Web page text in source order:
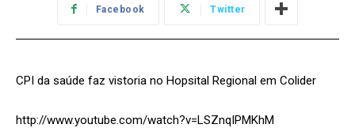
Facebook Twitter
CPI da saúde faz vistoria no Hopsital Regional em Colider
http://www.youtube.com/watch?v=LSZnqIPMKhM